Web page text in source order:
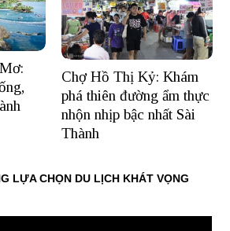
Chợ Hồ Thị Kỷ: Khám
phá thiên đường ẩm thực
nhộn nhịp bậc nhất Sài
Thành
LỰA CHỌN DU LỊCH KHÁT VỌNG